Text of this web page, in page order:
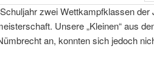
zwei Wettkampfklassen der
Unsere „Kleinen“ aus
an, konnten sich jedoch